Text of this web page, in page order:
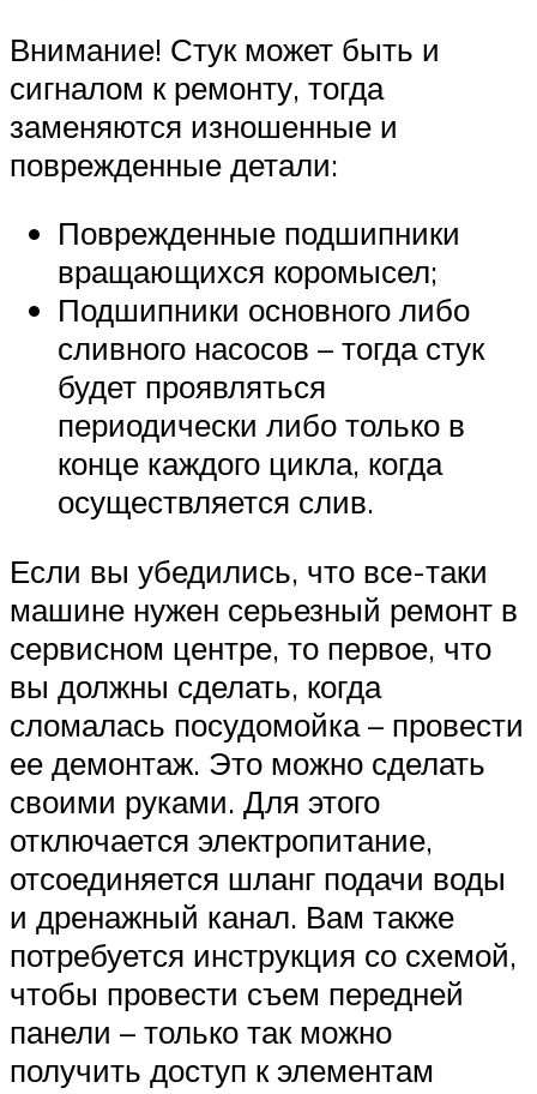
Внимание! Стук может быть и
сигналом к ремонту, тогда
заменяются изношенные и
поврежденные детали:
Поврежденные подшипники
вращающихся коромысел;
Подшипники основного либо
сливного насосов – тогда стук
будет проявляться
периодически либо только в
конце каждого цикла, когда
осуществляется слив.
Если вы убедились, что все-таки
машине нужен серьезный ремонт в
сервисном центре, то первое, что
вы должны сделать, когда
сломалась посудомойка – провести
ее демонтаж. Это можно сделать
своими руками. Для этого
отключается электропитание,
отсоединяется шланг подачи воды
и дренажный канал. Вам также
потребуется инструкция со схемой,
чтобы провести съем передней
панели – только так можно
получить доступ к элементам